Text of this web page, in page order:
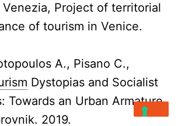
Project of territorial
of tourism in Venice.
A., Pisano C.,
Dystopias and Socialist
Towards an Urban Armature
2019.